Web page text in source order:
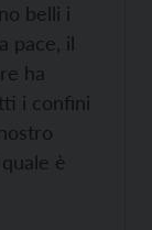
belli i
pace, il
ha
i confini
è